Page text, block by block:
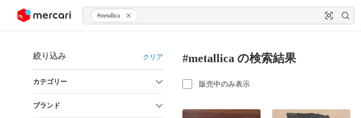
ツにスキップ #metallica
絞り込み クリア
カテゴリー
ブランド
#metallica の検索結果
販売中のみ表示